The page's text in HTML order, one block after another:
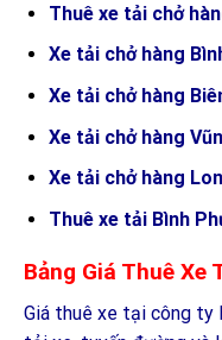
Thuê xe tải chở
Xe tải chở hàng
Xe tải chở hàng
Xe tải chở hàng
Xe tải chở hàng
Thuê xe tải Bình
Bảng Giá Thuê Xe
Giá thuê xe tại công ty